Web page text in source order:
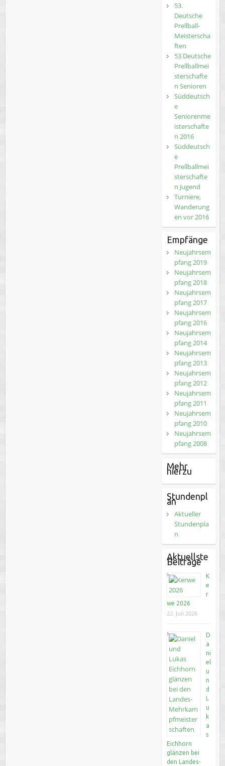
53.
Deutsche
Prellball-
Meisterscha
ften
53 Deutsche
Prellballmei
sterschafte
n Senioren
Süddeutsch
e
Seniorenme
isterschafte
n 2016
Süddeutsch
e
Prellballmei
sterschafte
n Jugend
Turniere,
Wanderung
en vor 2016
Empfänge
Neujahrsem
pfang 2019
Neujahrsem
pfang 2018
Neujahrsem
pfang 2017
Neujahrsem
pfang 2016
Neujahrsem
pfang 2014
Neujahrsem
pfang 2013
Neujahrsem
pfang 2012
Neujahrsem
pfang 2011
Neujahrsem
pfang 2010
Neujahrsem
pfang 2008
Mehr
hierzu
Stundenpl
an
Aktueller
Stundenpla
n
Aktuellste
Beiträge
K
e
r
we 2026
22. Juli 2026
D
a
ni
el
u
n
d
u
k
a
s
Eichhorn
glänzen bei
den Landes-